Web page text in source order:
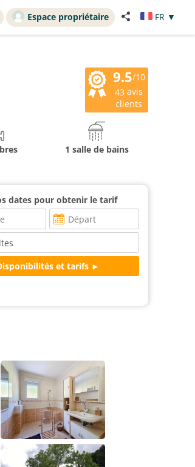
Espace propriétaire FR ▼
9.5/10
43 avis
clients
1 salle de bains
dates pour obtenir le tarif